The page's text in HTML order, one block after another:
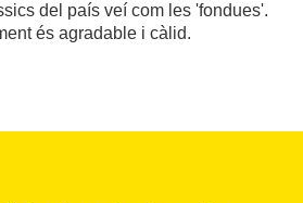
del país veí com les 'fondues'.
és agradable i càlid.